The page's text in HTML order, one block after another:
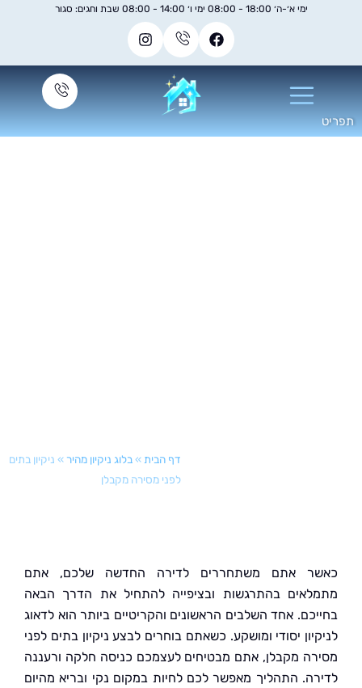
»בלוג ניקיון מהיר »ניקיון בתים
לפני מסירה מקבלן
אתם משתחררים לדירה החדשה שלכם, אתם
בהתרגשות ובציפייה להתחיל את הדרך הבאה
אחד השלבים הראשונים והקריטיים ביותר הוא לדאוג
יסודי ומושקע. כשאתם בוחרים לבצע ניקיון בתים לפני
מקבלן, אתם מבטיחים לעצמכם כניסה חלקה ורעננה
התהליך מאפשר לכם לחיות במקום נקי ובריא מהיום